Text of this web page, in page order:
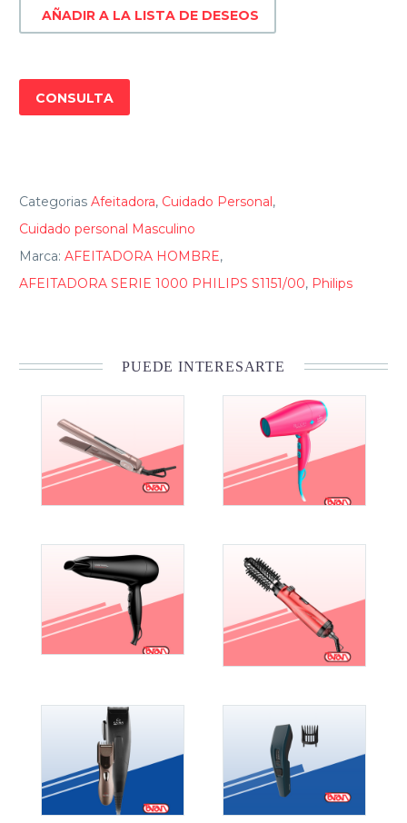
cantidad
AÑADIR A LA LISTA DE DESEOS
CONSULTA
Categorias Afeitadora, Cuidado Personal,
Cuidado personal Masculino
Marca: AFEITADORA HOMBRE,
AFEITADORA SERIE 1000 PHILIPS S1151/00, Philips
PUEDE INTERESARTE